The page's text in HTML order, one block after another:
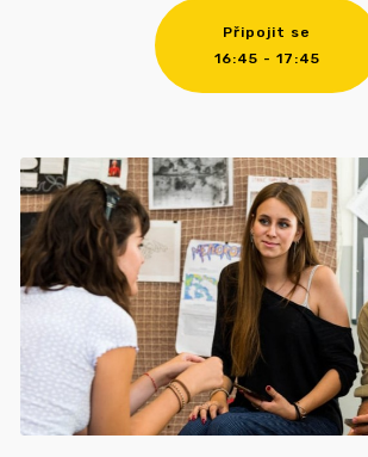
Připojit se
16:45 - 17:45